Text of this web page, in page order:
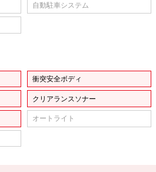
自動駐車システム
衝突安全ボディ
クリアランスソナー
オートライト